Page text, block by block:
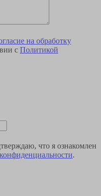
на обработку
с Политикой
что я ознакомлен
.